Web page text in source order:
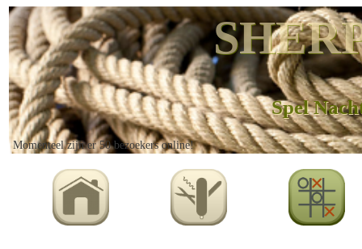
Spel
Momenteel zijn er 50 bezoekers online!